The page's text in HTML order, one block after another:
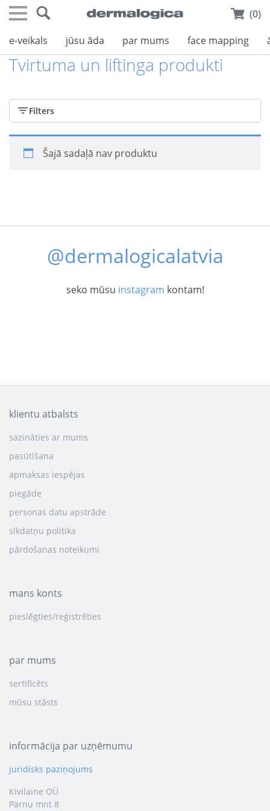
(0)
e-veikals jūsu āda par mums face mapping
Tvirtuma un liftinga produkti
Filters
Šajā sadaļā nav produktu
@dermalogicalatvia
seko mūsu instagram kontam!
klientu atbalsts
sazināties ar mums
pasūtīšana
apmaksas iespējas
piegāde
personas datu apstrāde
sīkdatņu politika
pārdošanas noteikumi
mans konts
pieslēgties/reģistrēties
par mums
sertificēts
mūsu stāsts
informācija par uzņēmumu
juridisks paziņojums
Kivilaine OÜ
Pärnu mnt 8